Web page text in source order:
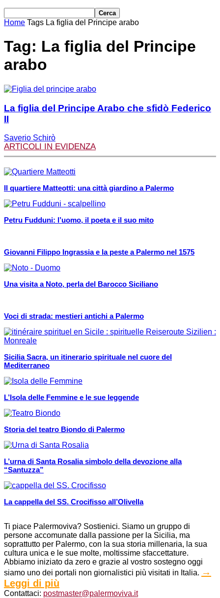
Home Tags La figlia del Principe arabo
Tag: La figlia del Principe
arabo
La figlia del Principe Arabo che sfidò Federico
II
Saverio Schirò
ARTICOLI IN EVIDENZA
Il quartiere Matteotti: una città giardino a Palermo
Petru Fudduni: l’uomo, il poeta e il suo mito
Giovanni Filippo Ingrassia e la peste a Palermo nel 1575
Una visita a Noto, perla del Barocco Siciliano
Voci di strada: mestieri antichi a Palermo
Sicilia Sacra, un itinerario spirituale nel cuore del
Mediterraneo
L’Isola delle Femmine e le sue leggende
Storia del teatro Biondo di Palermo
L’urna di Santa Rosalia simbolo della devozione alla
“Santuzza”
La cappella del SS. Crocifisso all’Olivella
Ti piace Palermoviva? Sostienici. Siamo un gruppo di
persone accomunate dalla passione per la Sicilia, ma
soprattutto per Palermo, con la sua storia millenaria, la sua
cultura unica e le sue molte, moltissime sfaccettature.
Abbiamo iniziato da zero e grazie al vostro sostegno oggi
siamo uno dei portali non giornalistici più visitati in Italia. →
Leggi di più
Contattaci: postmaster@palermoviva.it